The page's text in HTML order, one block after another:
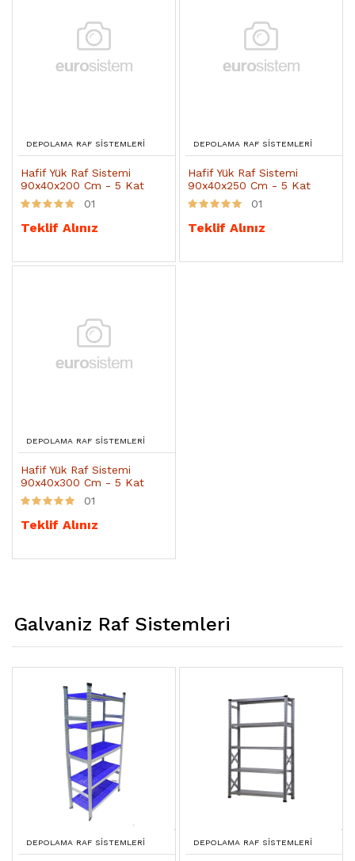
DEPOLAMA RAF SISTEMLERI
Hafif Yük Raf Sistemi
90x40x200 Cm - 5 Kat
01
Teklif Alınız
DEPOLAMA RAF SISTEMLERI
Hafif Yük Raf Sistemi
90x40x250 Cm - 5 Kat
01
Teklif Alınız
DEPOLAMA RAF SISTEMLERI
Hafif Yük Raf Sistemi
90x40x300 Cm - 5 Kat
01
Teklif Alınız
Galvaniz Raf Sistemleri
DEPOLAMA RAF SISTEMLERI DEPOLAMA RAF SISTEMLERI